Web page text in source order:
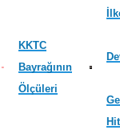
KKTC
Bayrağının
Ölçüleri